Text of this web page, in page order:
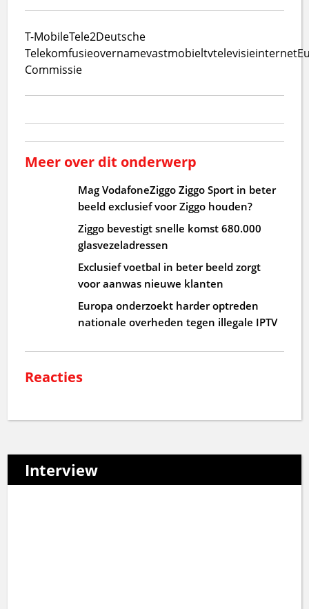
T-MobileTele2Deutsche
Telekomfusieovernamevastmobieltvtelevisieinternet
Commissie
Meer over dit onderwerp
Mag VodafoneZiggo Ziggo Sport in beter
beeld exclusief voor Ziggo houden?
Ziggo bevestigt snelle komst 680.000
glasvezeladressen
Exclusief voetbal in beter beeld zorgt
voor aanwas nieuwe klanten
Europa onderzoekt harder optreden
nationale overheden tegen illegale IPTV
Reacties
Interview